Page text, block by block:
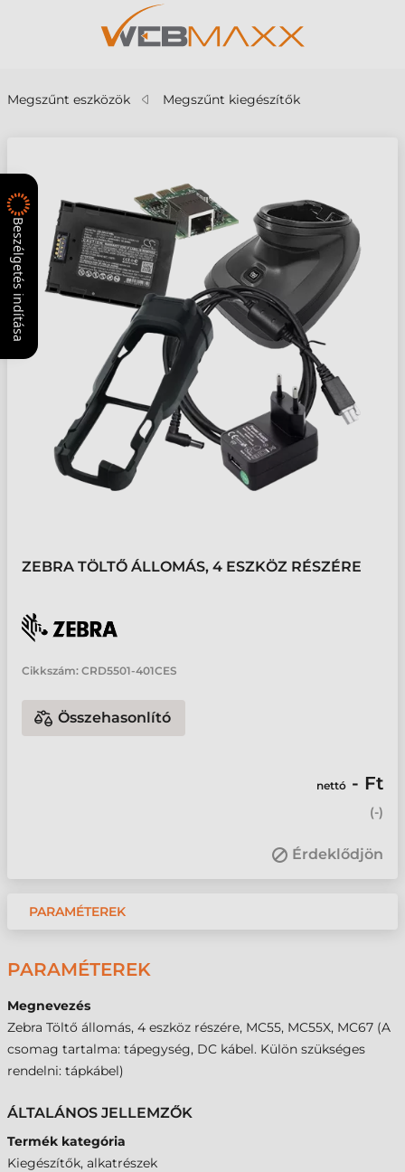
Megszűnt eszközök Megszűnt kiegészítők
ZEBRA TÖLTŐ ÁLLOMÁS, 4 ESZKÖZ RÉSZÉRE
Cikkszám: CRD5501-401CES
Összehasonlító
nettó - Ft
(-)
Érdeklődjön
PARAMÉTEREK
PARAMÉTEREK
Megnevezés
Zebra Töltő állomás, 4 eszköz részére, MC55, MC55X, MC67 (A
csomag tartalma: tápegység, DC kábel. Külön szükséges
rendelni: tápkábel)
ÁLTALÁNOS JELLEMZŐK
Termék kategória
Kiegészítők, alkatrészek
Beszélgetés indítása